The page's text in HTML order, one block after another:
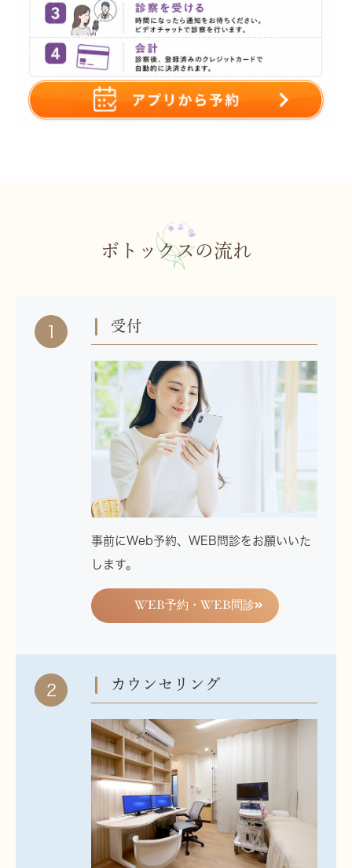
ボトックスの流れ
1 受付
事前にWeb予約、WEB問診をお願いいた
します。
WEB予約・WEB問診
2 カウンセリング